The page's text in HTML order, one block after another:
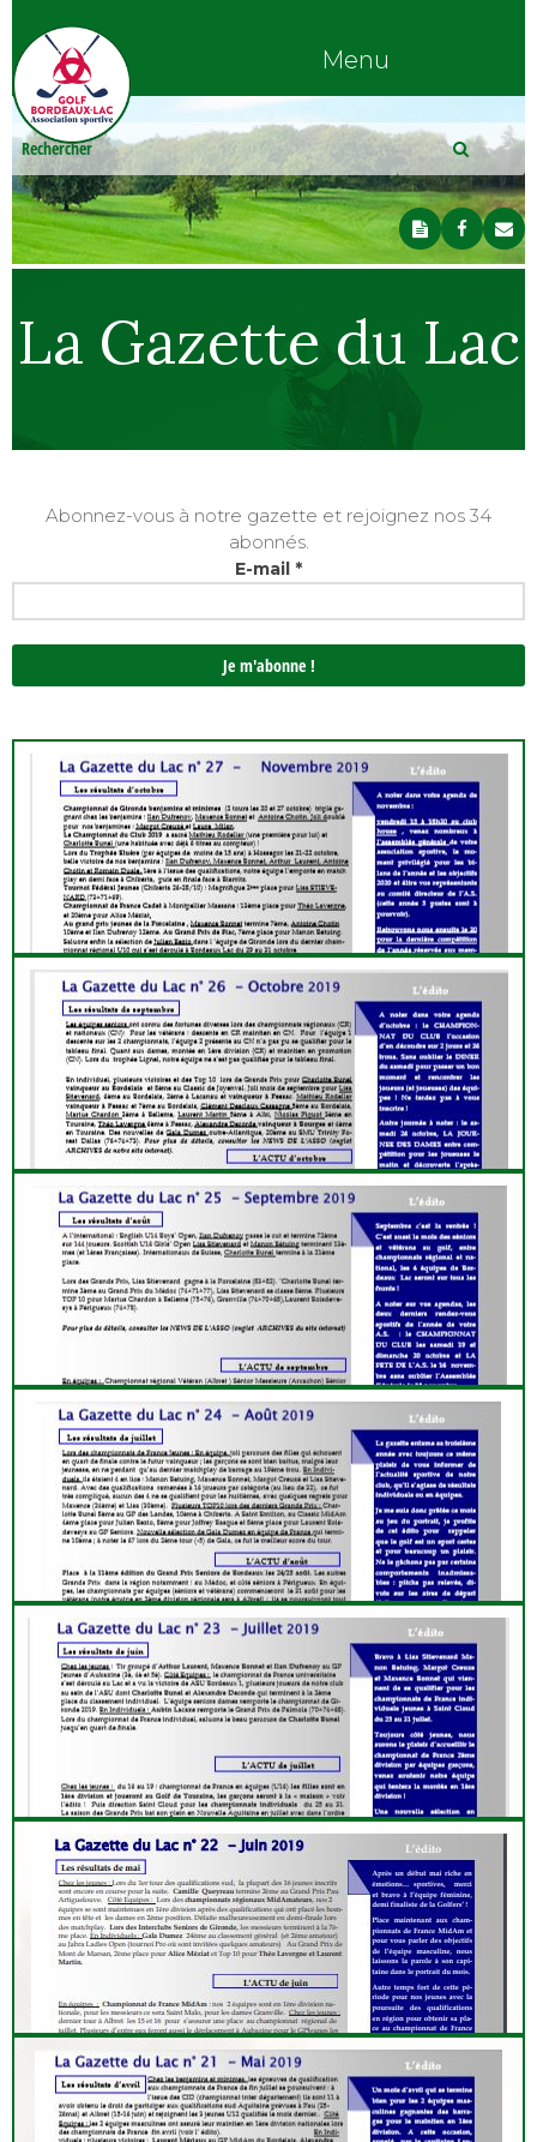
Menu
La Gazette du Lac
Abonnez-vous à notre gazette et rejoignez nos 34
abonnés.
E-mail *